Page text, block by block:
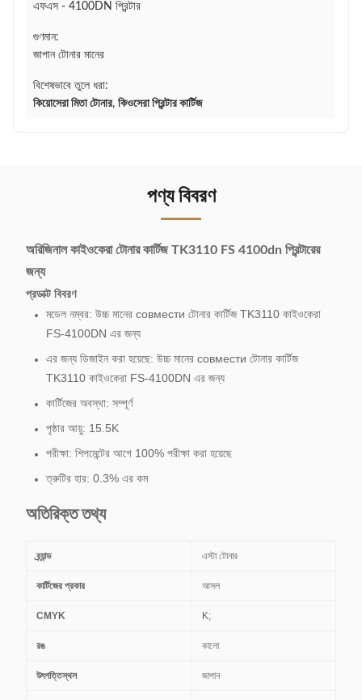
এফএস - 4100DN প্রিন্টার
গুণমান:
জাপান টোনার মানের
বিশেষভাবে তুলে ধরা:
কিয়োসেরা মিতা টোনার, কিওসেরা প্রিন্টার কার্টিজ
পণ্য বিবরণ
অরিজিনাল কাইওকেরা টোনার কার্টিজ TK3110 FS 4100dn প্রিন্টারের
জন্য
প্রডাক্ট বিবরণ
মডেল নম্বর: উচ্চ মানের совмести টোনার কার্টিজ TK3110 কাইওকেরা
FS-4100DN এর জন্য
এর জন্য ডিজাইন করা হয়েছে: উচ্চ মানের совмести টোনার কার্টিজ
TK3110 কাইওকেরা FS-4100DN এর জন্য
কার্টিজের অবস্থা: সম্পূর্ণ
পৃষ্ঠার আয়ু: 15.5K
পরীক্ষা: শিপমেন্টের আগে 100% পরীক্ষা করা হয়েছে
ত্রুটির হার: 0.3% এর কম
অতিরিক্ত তথ্য
ব্র্যান্ড এস্টা টোনার
কার্টিজের প্রকার আসল
CMYK K;
রঙ কালো
উৎপত্তিস্থল জাপান